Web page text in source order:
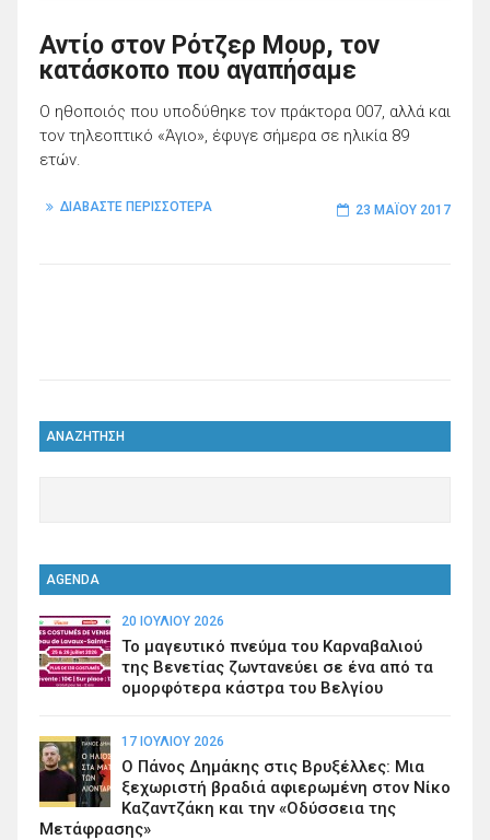
Αντίο στον Ρότζερ Μουρ, τον
κατάσκοπο που αγαπήσαμε
Ο ηθοποιός που υποδύθηκε τον πράκτορα 007, αλλά και
τον τηλεοπτικό «Άγιο», έφυγε σήμερα σε ηλικία 89
ετών.
ΔΙΑΒΑΣΤΕ ΠΕΡΙΣΣΟΤΕΡΑ 23 ΜΑΪ́ΟΥ 2017
ΑΝΑΖΗΤΗΣΗ
AGENDA
20 ΙΟΥΛΊΟΥ 2026
Το μαγευτικό πνεύμα του Καρναβαλιού
της Βενετίας ζωντανεύει σε ένα από τα
ομορφότερα κάστρα του Βελγίου
17 ΙΟΥΛΊΟΥ 2026
Ο Πάνος Δημάκης στις Βρυξέλλες: Μια
ξεχωριστή βραδιά αφιερωμένη στον Νίκο
Καζαντζάκη και την «Οδύσσεια της
Μετάφρασης»